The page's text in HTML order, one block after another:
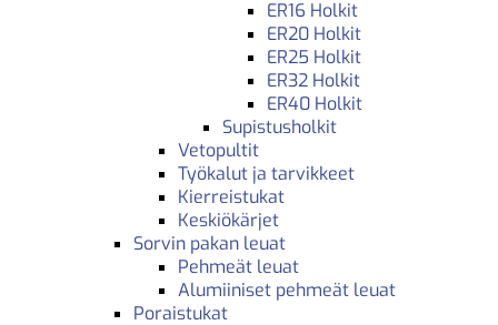
ER16 Holkit
ER20 Holkit
ER25 Holkit
ER32 Holkit
ER40 Holkit
Supistusholkit
Vetopultit
Työkalut ja tarvikkeet
Kierreistukat
Keskiökärjet
Sorvin pakan leuat
Pehmeät leuat
Alumiiniset pehmeät leuat
Poraistukat